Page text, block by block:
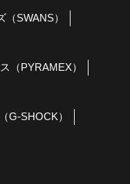
（SWANS）
（PYRAMEX）
G-SHOCK）